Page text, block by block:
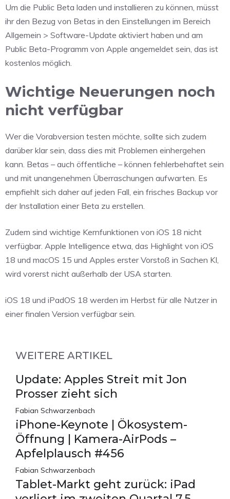
Um die Public Beta laden und installieren zu können, müsst
ihr den Bezug von Betas in den Einstellungen im Bereich
Allgemein > Software-Update aktiviert haben und am
Public Beta-Programm von Apple angemeldet sein, das ist
kostenlos möglich.
Wichtige Neuerungen noch
nicht verfügbar
Wer die Vorabversion testen möchte, sollte sich zudem
darüber klar sein, dass dies mit Problemen einhergehen
kann. Betas – auch öffentliche – können fehlerbehaftet sein
und mit unangenehmen Überraschungen aufwarten. Es
empfiehlt sich daher auf jeden Fall, ein frisches Backup vor
der Installation einer Beta zu erstellen.
Zudem sind wichtige Kernfunktionen von iOS 18 nicht
verfügbar. Apple Intelligence etwa, das Highlight von iOS
18 und macOS 15 und Apples erster Vorstoß in Sachen KI,
wird vorerst nicht außerhalb der USA starten.
iOS 18 und iPadOS 18 werden im Herbst für alle Nutzer in
einer finalen Version verfügbar sein.
WEITERE ARTIKEL
Update: Apples Streit mit Jon
Prosser zieht sich
Fabian Schwarzenbach
iPhone-Keynote | Ökosystem-
Öffnung | Kamera-AirPods –
Apfelplausch #456
Fabian Schwarzenbach
Tablet-Markt geht zurück: iPad